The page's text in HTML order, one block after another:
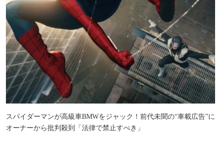
スパイダーマンが高級車BMWをジャック！前代未聞の“車載広告”に
オーナーから批判殺到「法律で禁止すべき」